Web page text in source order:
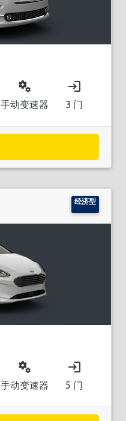
miscellaneous_services
手动变速器
login
3 门
经济型
miscellaneous_services
手动变速器
login
5 门